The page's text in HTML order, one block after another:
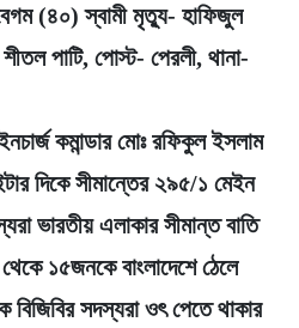
(৪০) স্বামী মৃত্যু- হাফিজুল
পাটি, পোস্ট- পেরলী, থানা-
কমান্ডার মোঃ রফিকুল ইসলাম
দিকে সীমান্তের ২৯৫/১ মেইন
ভারতীয় এলাকার সীমান্ত বাতি
১৫জনকে বাংলাদেশে ঠেলে
বিজিবির সদস্যরা ওৎ পেতে থাকার